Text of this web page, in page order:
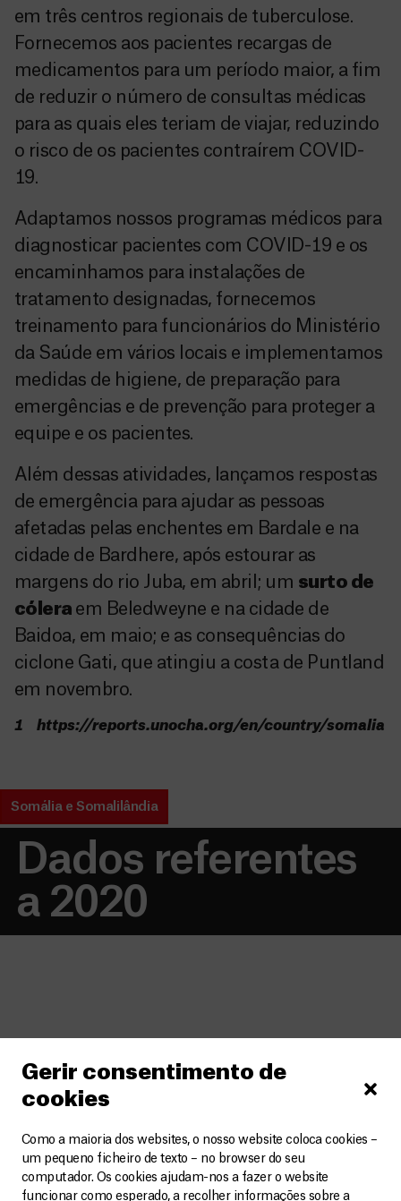
Gerir consentimento de
cookies
Como a maioria dos websites, o nosso website coloca cookies –
um pequeno ficheiro de texto – no browser do seu
computador. Os cookies ajudam-nos a fazer o website
funcionar como esperado, a recolher informações sobre a
em três centros regionais de tuberculose.
Fornecemos aos pacientes recargas de
medicamentos para um período maior, a fim
de reduzir o número de consultas médicas
para as quais eles teriam de viajar, reduzindo
o risco de os pacientes contraírem COVID-
19.
Adaptamos nossos programas médicos para
diagnosticar pacientes com COVID-19 e os
encaminhamos para instalações de
tratamento designadas, fornecemos
treinamento para funcionários do Ministério
da Saúde em vários locais e implementamos
medidas de higiene, de preparação para
emergências e de prevenção para proteger a
equipe e os pacientes.
Além dessas atividades, lançamos respostas
de emergência para ajudar as pessoas
afetadas pelas enchentes em Bardale e na
cidade de Bardhere, após estourar as
margens do rio Juba, em abril; um surto de
cólera em Beledweyne e na cidade de
Baidoa, em maio; e as consequências do
ciclone Gati, que atingiu a costa de Puntland
em novembro.
1 https://reports.unocha.org/en/country/somalia
Somália e Somalilândia
Dados referentes
a 2020
121.500
39
Pessoas iniciaram o
tratamento para MDR-TB